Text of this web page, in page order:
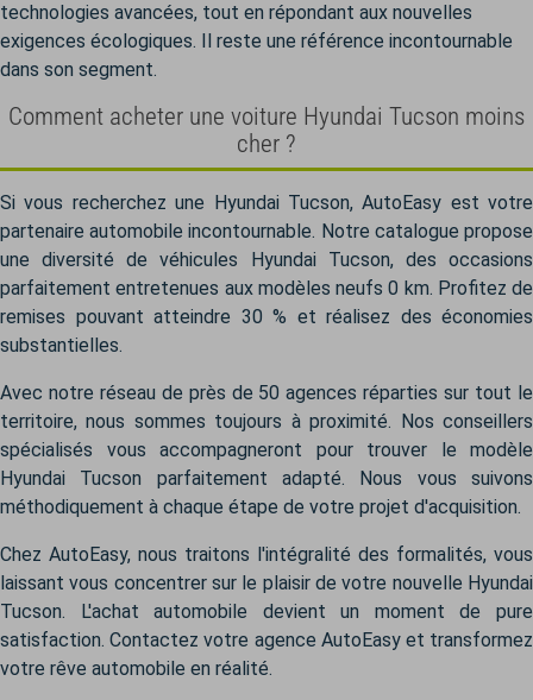
technologies avancées, tout en répondant aux nouvelles
exigences écologiques. Il reste une référence incontournable
dans son segment.
Comment acheter une voiture Hyundai Tucson moins
cher ?
Si vous recherchez une Hyundai Tucson, AutoEasy est votre
partenaire automobile incontournable. Notre catalogue propose
une diversité de véhicules Hyundai Tucson, des occasions
parfaitement entretenues aux modèles neufs 0 km. Profitez de
remises pouvant atteindre 30 % et réalisez des économies
substantielles.
Avec notre réseau de près de 50 agences réparties sur tout le
territoire, nous sommes toujours à proximité. Nos conseillers
spécialisés vous accompagneront pour trouver le modèle
Hyundai Tucson parfaitement adapté. Nous vous suivons
méthodiquement à chaque étape de votre projet d'acquisition.
Chez AutoEasy, nous traitons l'intégralité des formalités, vous
laissant vous concentrer sur le plaisir de votre nouvelle Hyundai
Tucson. L'achat automobile devient un moment de pure
satisfaction. Contactez votre agence AutoEasy et transformez
votre rêve automobile en réalité.